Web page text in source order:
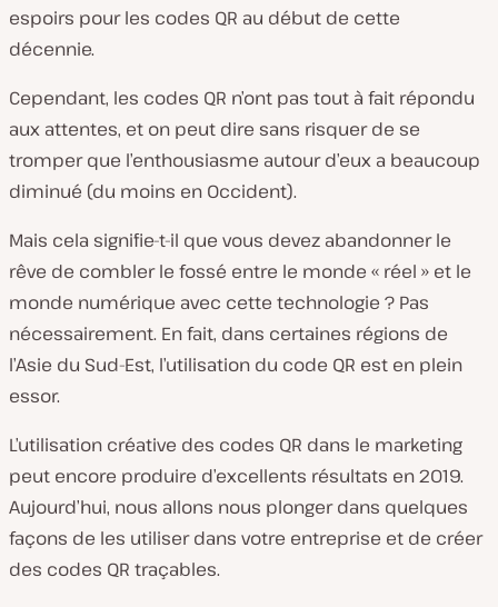
espoirs pour les codes QR au début de cette
décennie.
Cependant, les codes QR n’ont pas tout à fait répondu
aux attentes, et on peut dire sans risquer de se
tromper que l’enthousiasme autour d’eux a beaucoup
diminué (du moins en Occident).
Mais cela signifie-t-il que vous devez abandonner le
rêve de combler le fossé entre le monde « réel » et le
monde numérique avec cette technologie ? Pas
nécessairement. En fait, dans certaines régions de
l’Asie du Sud-Est, l’utilisation du code QR est en plein
essor.
L’utilisation créative des codes QR dans le marketing
peut encore produire d’excellents résultats en 2019.
Aujourd’hui, nous allons nous plonger dans quelques
façons de les utiliser dans votre entreprise et de créer
des codes QR traçables.